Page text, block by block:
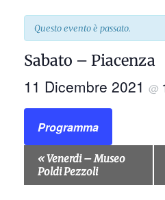
Questo evento è passato.
Sabato – Piacenza
11 Dicembre 2021 @
Programma
Navigazione
«Venerdi – Museo
Poldi Pezzoli